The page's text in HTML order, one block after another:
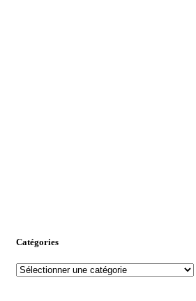
Catégories